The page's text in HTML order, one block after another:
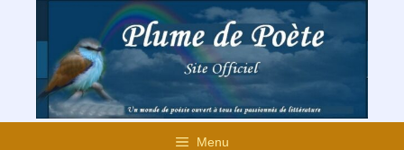
contenu
Menu